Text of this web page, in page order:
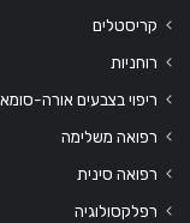
קריסטלים
רוחניות
ריפוי בצבעים אורה-סומא
רפואה משלימה
רפואה סינית
רפלקסולוגיה